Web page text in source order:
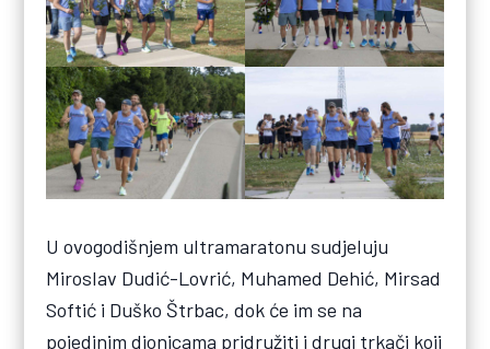
U ovogodišnjem ultramaratonu sudjeluju
Miroslav Dudić-Lovrić, Muhamed Dehić, Mirsad
Softić i Duško Štrbac, dok će im se na
pojedinim dionicama pridružiti i drugi trkači koji